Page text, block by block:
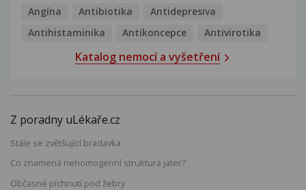
Angína
Antibiotika
Antidepresiva
Antihistaminika
Antikoncepce Antivirotika
Katalog nemocí a vyšetření
Z poradny uLékaře.cz
Stále se zvětšující bradavka
Co znamená nehomogenní struktura jater?
Občasné píchnutí pod žebry